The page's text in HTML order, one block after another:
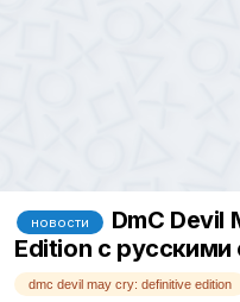
новости
DmC Devil
Edition с
dmc devil may cry: definitive edition